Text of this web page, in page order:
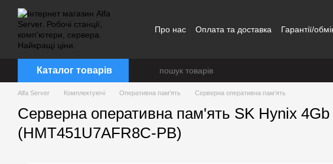
Перейти до основного контенту
Про нас Оплата та доставка Гарантії/
Каталог товарів
Alfa Server Комплектуючі Оперативна пам'ять Серверна оперативна пам'ять
Серверна оперативна пам'ять SK Hynix
(HMT451U7AFR8C-PB)